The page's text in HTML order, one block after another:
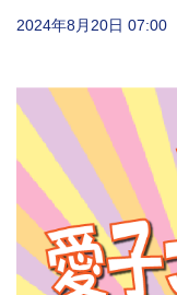
2024年8月20日 07:00